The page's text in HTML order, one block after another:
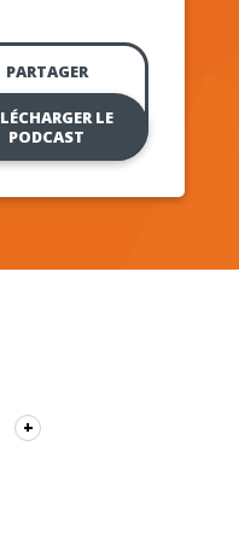
PARTAGER
LE
PODCAST
+